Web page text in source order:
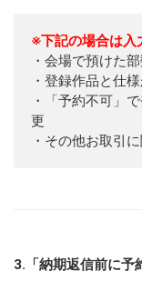
※下記の場合は入
・会場で預けた
・登録作品と仕
・「予約不可」
更
・その他お取引
3.「納期返信前に予